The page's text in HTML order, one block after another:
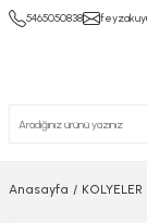
5465050838
Anasayfa KOLYELER